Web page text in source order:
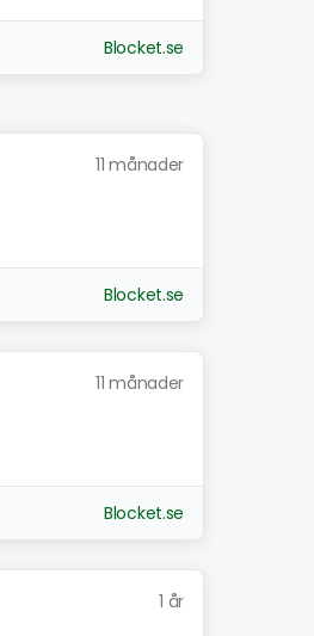
Blocket.se
11 månader
Blocket.se
11 månader
Blocket.se
1 år